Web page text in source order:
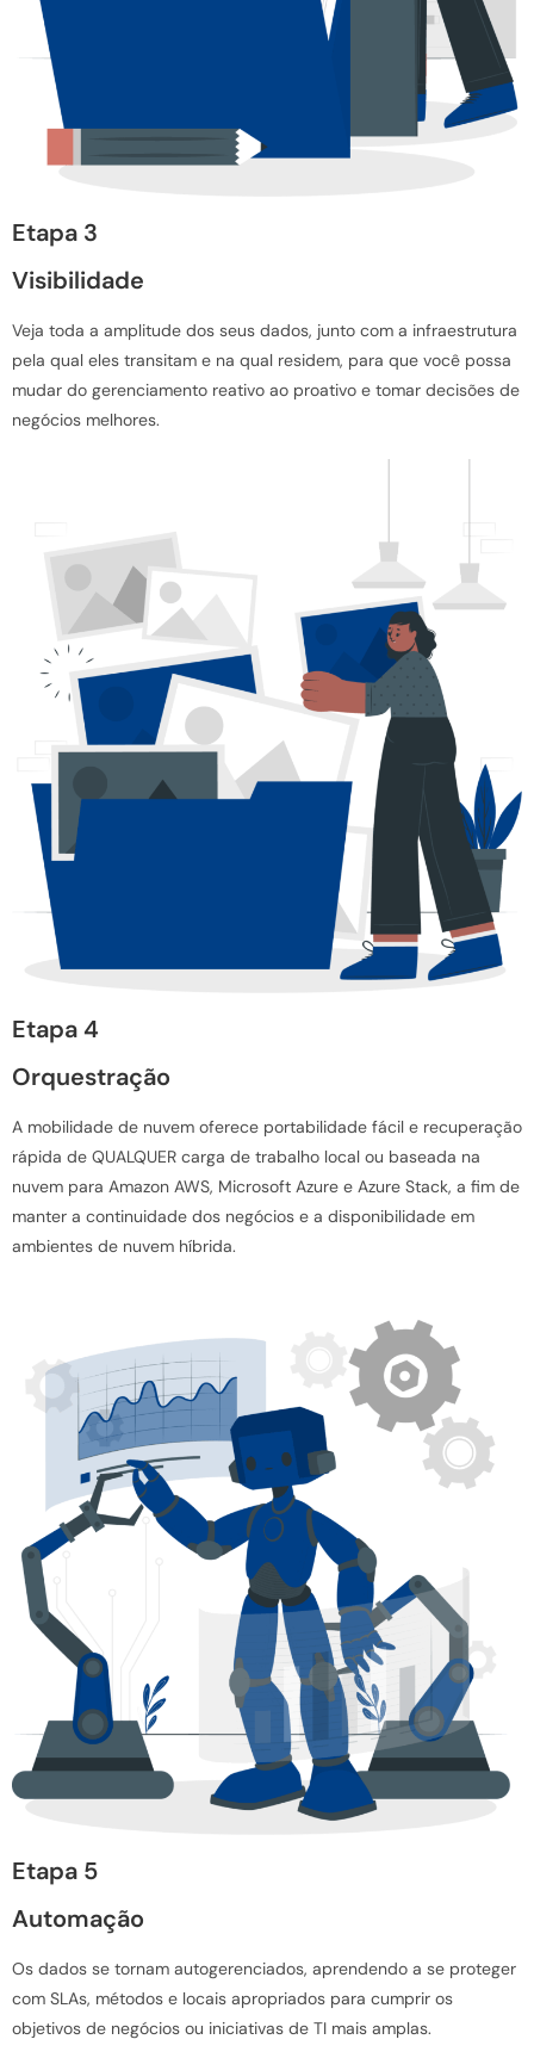
Etapa 3
Visibilidade
Veja toda a amplitude dos seus dados, junto com a infraestrutura
pela qual eles transitam e na qual residem, para que você possa
mudar do gerenciamento reativo ao proativo e tomar decisões de
negócios melhores.
Etapa 4
Orquestração
A mobilidade de nuvem oferece portabilidade fácil e recuperação
rápida de QUALQUER carga de trabalho local ou baseada na
nuvem para Amazon AWS, Microsoft Azure e Azure Stack, a fim de
manter a continuidade dos negócios e a disponibilidade em
ambientes de nuvem híbrida.
Etapa 5
Automação
Os dados se tornam autogerenciados, aprendendo a se proteger
com SLAs, métodos e locais apropriados para cumprir os
objetivos de negócios ou iniciativas de TI mais amplas.